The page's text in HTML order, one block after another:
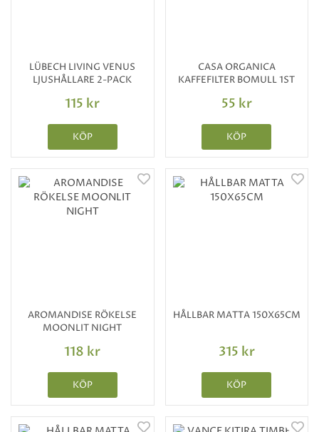
LÜBECH LIVING VENUS
LJUSHÅLLARE 2-PACK
115 kr
KÖP
CASA ORGANICA
KAFFEFILTER BOMULL 1ST
55 kr
KÖP
AROMANDISE RÖKELSE
MOONLIT NIGHT
118 kr
KÖP
HÅLLBAR MATTA 150X65CM
315 kr
KÖP